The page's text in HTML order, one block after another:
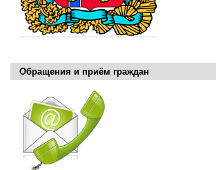
Обращения и приём граждан